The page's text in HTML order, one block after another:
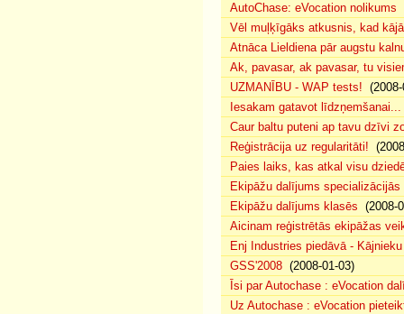
AutoChase: eVocation nolikums
Vēl muļķīgāks atkusnis, kad
Atnāca Lieldiena pār augstu
Ak, pavasar, ak pavasar, tu
UZMANĪBU - WAP tests!
Iesakam gatavot līdzņemšanai...
Caur baltu puteni ap tavu dzīvi
Reģistrācija uz regularitāti!
Paies laiks, kas atkal visu
Ekipāžu dalījums specializācijās
Ekipāžu dalījums klasēs (2008-
Aicinam reģistrētās ekipāžas
Enj Industries piedāvā -
GSS'2008 (2008-01-03)
Īsi par Autochase : eVocation
Uz Autochase : eVocation